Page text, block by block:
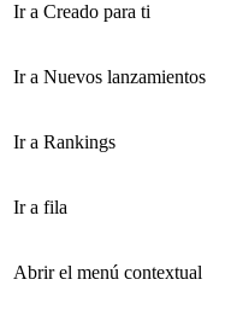
Ir a Creado para ti
Ir a Nuevos lanzamientos
Ir a Rankings
Ir a fila
Abrir el menú contextual